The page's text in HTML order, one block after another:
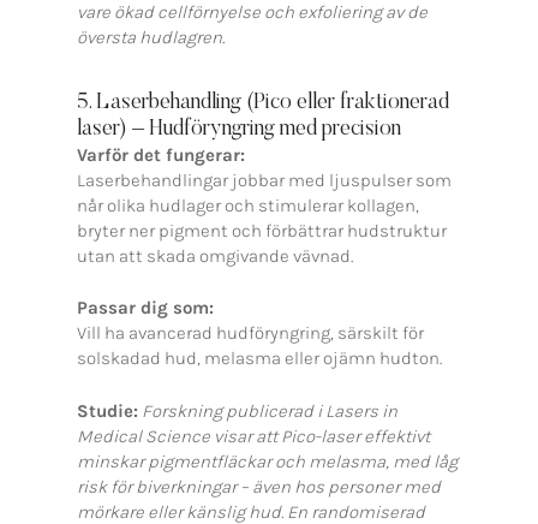
vare ökad cellförnyelse och exfoliering av de
översta hudlagren.
5. Laserbehandling (Pico eller fraktionerad
laser) – Hudföryngring med precision
Varför det fungerar:
Laserbehandlingar jobbar med ljuspulser som
når olika hudlager och stimulerar kollagen,
bryter ner pigment och förbättrar hudstruktur
utan att skada omgivande vävnad.
Passar dig som:
Vill ha avancerad hudföryngring, särskilt för
solskadad hud, melasma eller ojämn hudton.
Studie: Forskning publicerad i Lasers in
Medical Science visar att Pico-laser effektivt
minskar pigmentfläckar och melasma, med låg
risk för biverkningar – även hos personer med
mörkare eller känslig hud. En randomiserad